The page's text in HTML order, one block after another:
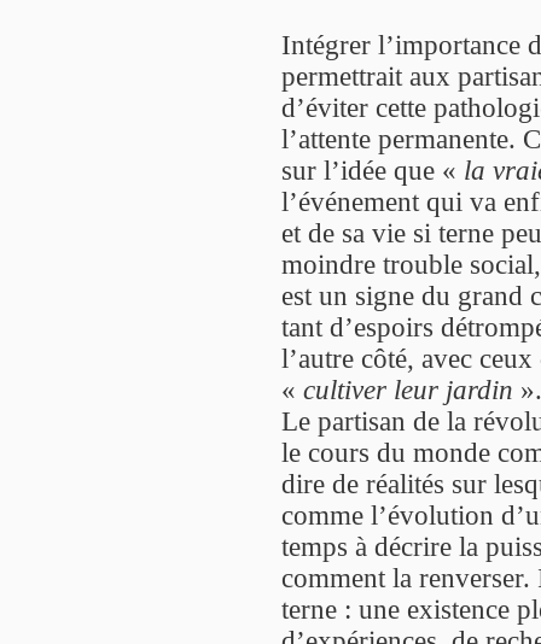
Intégrer l’importance
permettrait aux
d’éviter cette
l’attente permanente.
sur l’idée que « la
l’événement qui va
et de sa vie si terne
moindre trouble
est un signe du grand
tant d’espoirs
l’autre côté, avec
« cultiver leur jardin
Le partisan de la
le cours du monde
dire de réalités sur
comme l’évolution
temps à décrire la
comment la
terne : une existence